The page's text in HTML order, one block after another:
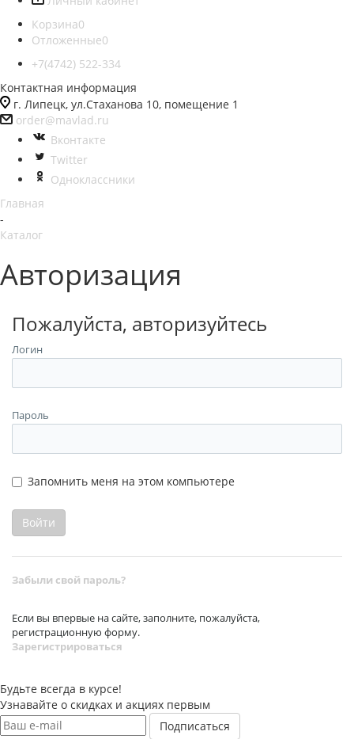
Корзина0
Отложенные0
+7(4742) 522-334
Контактная информация
г. Липецк, ул.Стаханова 10, помещение 1
order@mavlad.ru
Вконтакте
Twitter
Одноклассники
Главная
-
Каталог
Авторизация
Пожалуйста, авторизуйтесь
Логин
Пароль
Запомнить меня на этом компьютере
Забыли свой пароль?
Если вы впервые на сайте, заполните, пожалуйста,
регистрационную форму.
Зарегистрироваться
Будьте всегда в курсе!
Узнавайте о скидках и акциях первым